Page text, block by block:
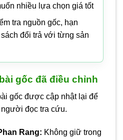
nhiều lựa chọn giá tốt
tra nguồn gốc, hạn
đổi trả với từng sản
gốc đã điều chỉnh
gốc được cập nhật lại để
đọc tra cứu.
Rang: Không giữ trong